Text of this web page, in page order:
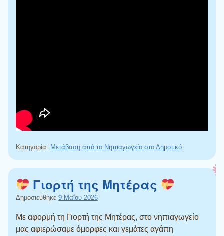
Κατηγορία: Μετάβαση από το Νηπιαγωγείο στο Δημοτικό
Γιορτή της Μητέρας
Δημοσιεύθηκε 9 Μαΐου 2026
Με αφορμή τη Γιορτή της Μητέρας, στο νηπιαγωγείο
μας αφιερώσαμε όμορφες και γεμάτες αγάπη